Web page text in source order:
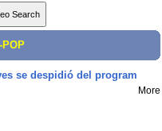
POP
se despidió del program
More